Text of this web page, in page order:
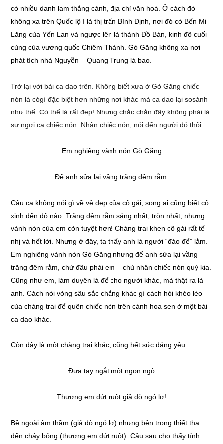
có nhiều danh lam thắng cảnh, địa chỉ văn hoá. Ở cách đó
không xa trên Quốc lộ I là thị trấn Bình Định, nơi đó có Bến Mi
Lăng của Yến Lan và ngược lên là thành Đồ Bàn, kinh đô cuối
cùng của vương quốc Chiêm Thành. Gò Găng không xa nơi
phát tích nhà Nguyễn – Quang Trung là bao.
Trở lại với bài ca dao trên. Không biết xưa ở Gò Găng chiếc
nón lá cógì đặc biệt hơn những nơi khác mà ca dao lại sosánh
như thế. Có thể là rất đẹp! Nhưng chắc chắn đây không phải là
sự ngợi ca chiếc nón. Nhân chiếc nón, nói đến người đó thôi.
Em nghiêng vành nón Gò Găng
Để anh sửa lại vầng trăng đêm rằm.
Câu ca không nói gì về vẻ đẹp của cô gái, song ai cũng biết cô
xinh đến độ nào. Trăng đêm rằm sáng nhất, tròn nhất, nhưng
vành nón của em còn tuyệt hơn! Chàng trai khen cô gái rất tế
nhị và hết lời. Nhưng ở đây, ta thấy anh là người “đáo để” lắm.
Em nghiêng vành nón Gò Găng nhưng để anh sửa lại vầng
trăng đêm rằm, chứ đâu phải em – chủ nhân chiếc nón quý kia.
Cũng như em, làm duyên là để cho người khác, mà thật ra là
anh. Cách nói vòng sâu sắc chẳng khác gì cách hỏi khéo léo
của chàng trai để quên chiếc nón trên cành hoa sen ở một bài
ca dao khác.
Còn đây là một chàng trai khác, cũng hết sức đáng yêu:
Đưa tay ngắt một ngọn ngò
Thương em đứt ruột giả đò ngó lơ!
Bề ngoài âm thầm (giả đò ngó lơ) nhưng bên trong thiết tha
đến cháy bỏng (thương em đứt ruột). Câu sau cho thấy tính